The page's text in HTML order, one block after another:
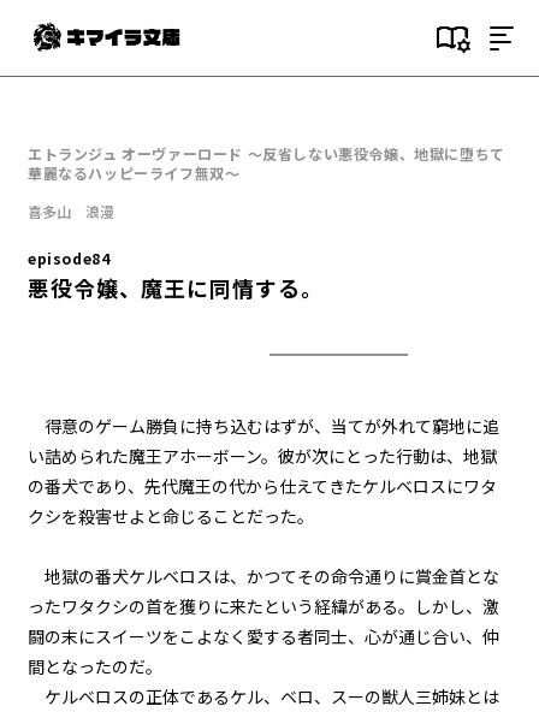
目次
悪役令嬢、地獄に堕ちる。
る。
悪役令嬢、愛猫と再会する。
episode4
悪役令嬢、闇魔法で無双する。
episode5
episode6
悪役令嬢、地獄の悪魔を家来にす
る。
episode7
エトランジュ オーヴァーロード ～反省しない悪役令嬢、地獄に堕ちて
華麗なるハッピーライフ無双～
喜多山 浪漫
episode84
悪役令嬢、魔王に同情する。
得意のゲーム勝負に持ち込むはずが、当てが外れて窮地に追
い詰められた魔王アホーボーン。彼が次にとった行動は、地獄
の番犬であり、先代魔王の代から仕えてきたケルベロスにワタ
クシを殺害せよと命じることだった。
地獄の番犬ケルベロスは、かつてその命令通りに賞金首とな
ったワタクシの首を獲りに来たという経緯がある。しかし、激
闘の末にスイーツをこよなく愛する者同士、心が通じ合い、仲
間となったのだ。
ケルベロスの正体であるケル、ベロ、スーの獣人三姉妹とは